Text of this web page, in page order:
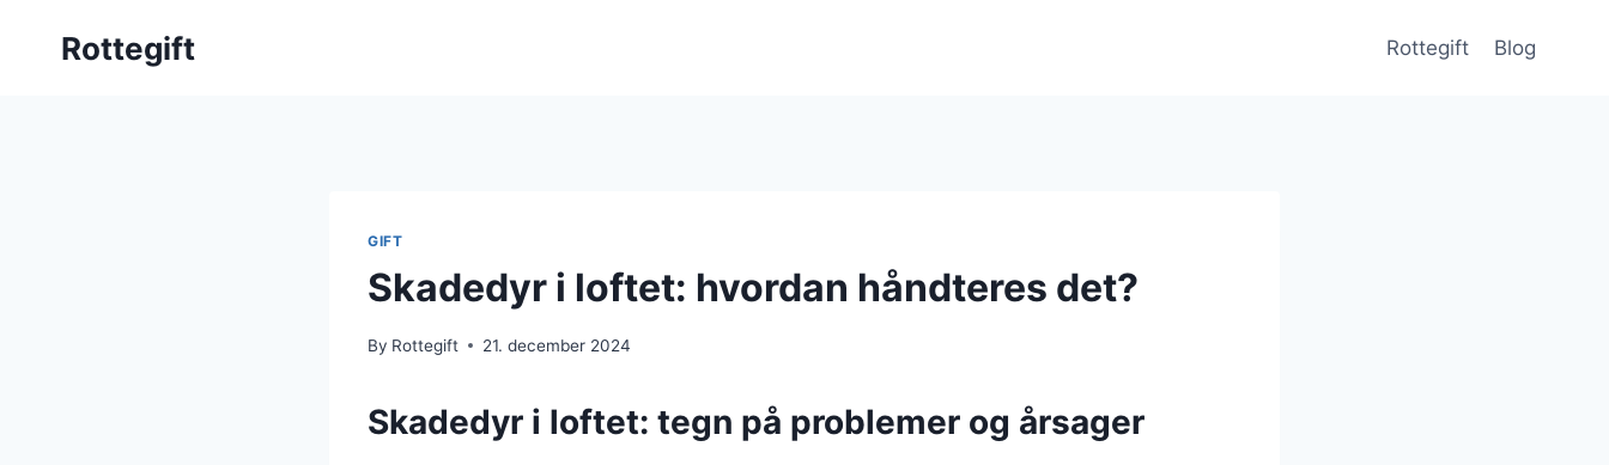
Rottegift Rottegift Blog
GIFT
Skadedyr i loftet: hvordan håndteres det?
By Rottegift 21. december 2024
Skadedyr i loftet: tegn på problemer og årsager